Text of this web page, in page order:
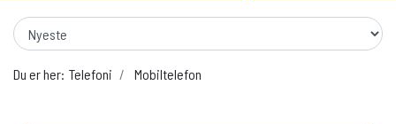
Du er her: Telefoni Mobiltelefon